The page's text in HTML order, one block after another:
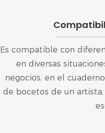
Es compatible con
en diversas
negocios, en el
de bocetos de un